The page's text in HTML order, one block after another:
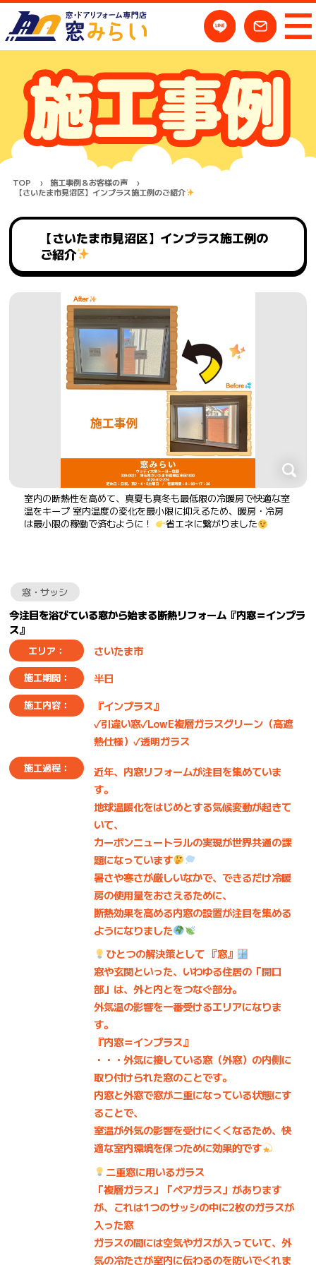
TOP
施工事例＆お客様の声
【さいたま市見沼区】インプラス施工例のご紹介
【さいたま市見沼区】インプラス施工例の
ご紹介
室内の断熱性を高めて、真夏も真冬も最低限の冷暖房で快適な室
温をキープ 室内温度の変化を最小限に抑えるため、暖房・冷房
は最小限の稼働で済むように！
省エネに繋がりました
窓・サッシ
今注目を浴びている窓から始まる断熱リフォーム『内窓＝インプラ
ス』
エリア： さいたま市
施工期間： 半日
施工内容：
『インプラス』
✓引違い窓✓LowE複層ガラスグリーン（高遮
熱仕様）✓透明ガラス
施工過程：
近年、内窓リフォームが注目を集めていま
す。
地球温暖化をはじめとする気候変動が起きて
いて、
カーボンニュートラルの実現が世界共通の課
題になっています
暑さや寒さが厳しいなかで、できるだけ冷暖
房の使用量をおさえるために、
断熱効果を高める内窓の設置が注目を集める
ようになりました
ひとつの解決策として 『窓』
窓や玄関といった、いわゆる住居の「開口
部」は、外と内とをつなぐ部分。
外気温の影響を一番受けるエリアになりま
す。
『内窓＝インプラス』
・・・外気に接している窓（外窓）の内側に
取り付けられた窓のことです。
内窓と外窓で窓が二重になっている状態にす
ることで、
室温が外気の影響を受けにくくなるため、快
適な室内環境を保つために効果的です
二重窓に用いるガラス
「複層ガラス」「ペアガラス」があります
が、これは1つのサッシの中に2枚のガラスが
入った窓
ガラスの間には空気やガスが入っていて、外
気の冷たさが室内に伝わるのを防いでくれま